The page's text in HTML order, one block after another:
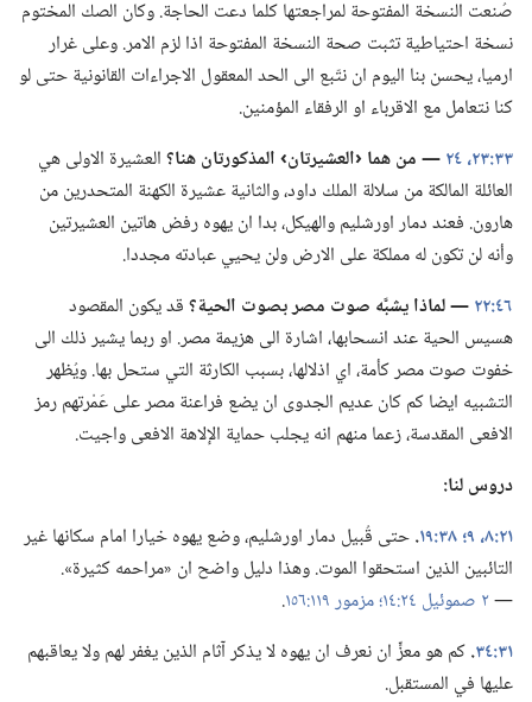
صُنعت النسخة المفتوحة لمراجعتها كلما دعت الحاجة.‏ وكان الصك المختوم
نسخة احتياطية تثبت صحة النسخة المفتوحة اذا لزم الامر.‏ وعلى غرار
ارميا،‏ يحسن بنا اليوم ان نتّبع الى الحد المعقول الاجراءات القانونية حتى لو
كنا نتعامل مع الاقرباء او الرفقاء المؤمنين.‏
٣٣:‏٢٣،‏ ٢٤
‏—‏ من هما ‹العشيرتان› المذكورتان هنا؟‏العشيرة الاولى هي
العائلة المالكة من سلالة الملك داود،‏ والثانية عشيرة الكهنة المتحدرين من
هارون.‏ فعند دمار اورشليم والهيكل،‏ بدا ان يهوه رفض هاتين العشيرتين
وأنه لن تكون له مملكة على الارض ولن يحيي عبادته مجددا.‏
٤٦:‏٢٢
‏—‏ لماذا يشبَّه صوت مصر بصوت الحية؟‏قد يكون المقصود
هسيس الحية عند انسحابها،‏ اشارة الى هزيمة مصر.‏ او ربما يشير ذلك الى
خفوت صوت مصر كأمة،‏ اي اذلالها،‏ بسبب الكارثة التي ستحل بها.‏ ويُظهر
التشبيه ايضا كم كان عديم الجدوى ان يضع فراعنة مصر على عَمْرتهم رمز
الافعى المقدسة،‏ زعما منهم انه يجلب حماية الإلاهة الافعى واجيت.‏
دروس لنا:‏
٢١:‏٨،‏ ٩؛‏
٣٨:‏١٩ ‏.‏حتى قُبيل دمار اورشليم،‏ وضع يهوه خيارا امام سكانها غير
التائبين الذين استحقوا الموت.‏ وهذا دليل واضح ان «مراحمه كثيرة».‏
—‏٢ صموئيل ٢٤:‏١٤؛‏ مزمور ١١٩:‏١٥٦
‏.‏
٣١:‏٣٤
‏.‏كم هو معزٍّ ان نعرف ان يهوه لا يذكر آثام الذين يغفر لهم ولا يعاقبهم
عليها في المستقبل.‏